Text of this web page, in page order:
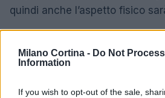
Milano Cortina - Do Not
Information
If you wish to opt-out of the sale,
quindi anche l’aspetto fisico
AUTORE
Beatrice Beretta, basata